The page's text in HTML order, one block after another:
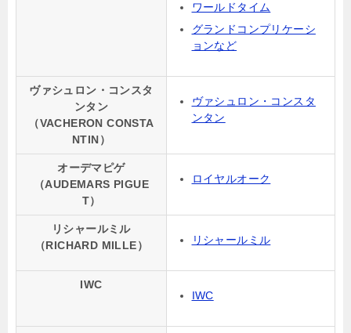
ワールドタイム
グランドコンプリケーシ
ョンなど
ヴァシュロン・コンスタ
ンタン
（VACHERON CONSTA
NTIN）
ヴァシュロン・コンスタ
ンタン
オーデマピゲ
（AUDEMARS PIGUE
T）
ロイヤルオーク
リシャールミル
（RICHARD MILLE）
リシャールミル
IWC
IWC